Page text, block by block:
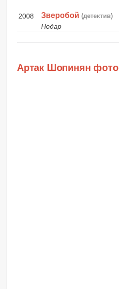
2008 Зверобой (детектив)
Нодар
Артак Шопинян фото